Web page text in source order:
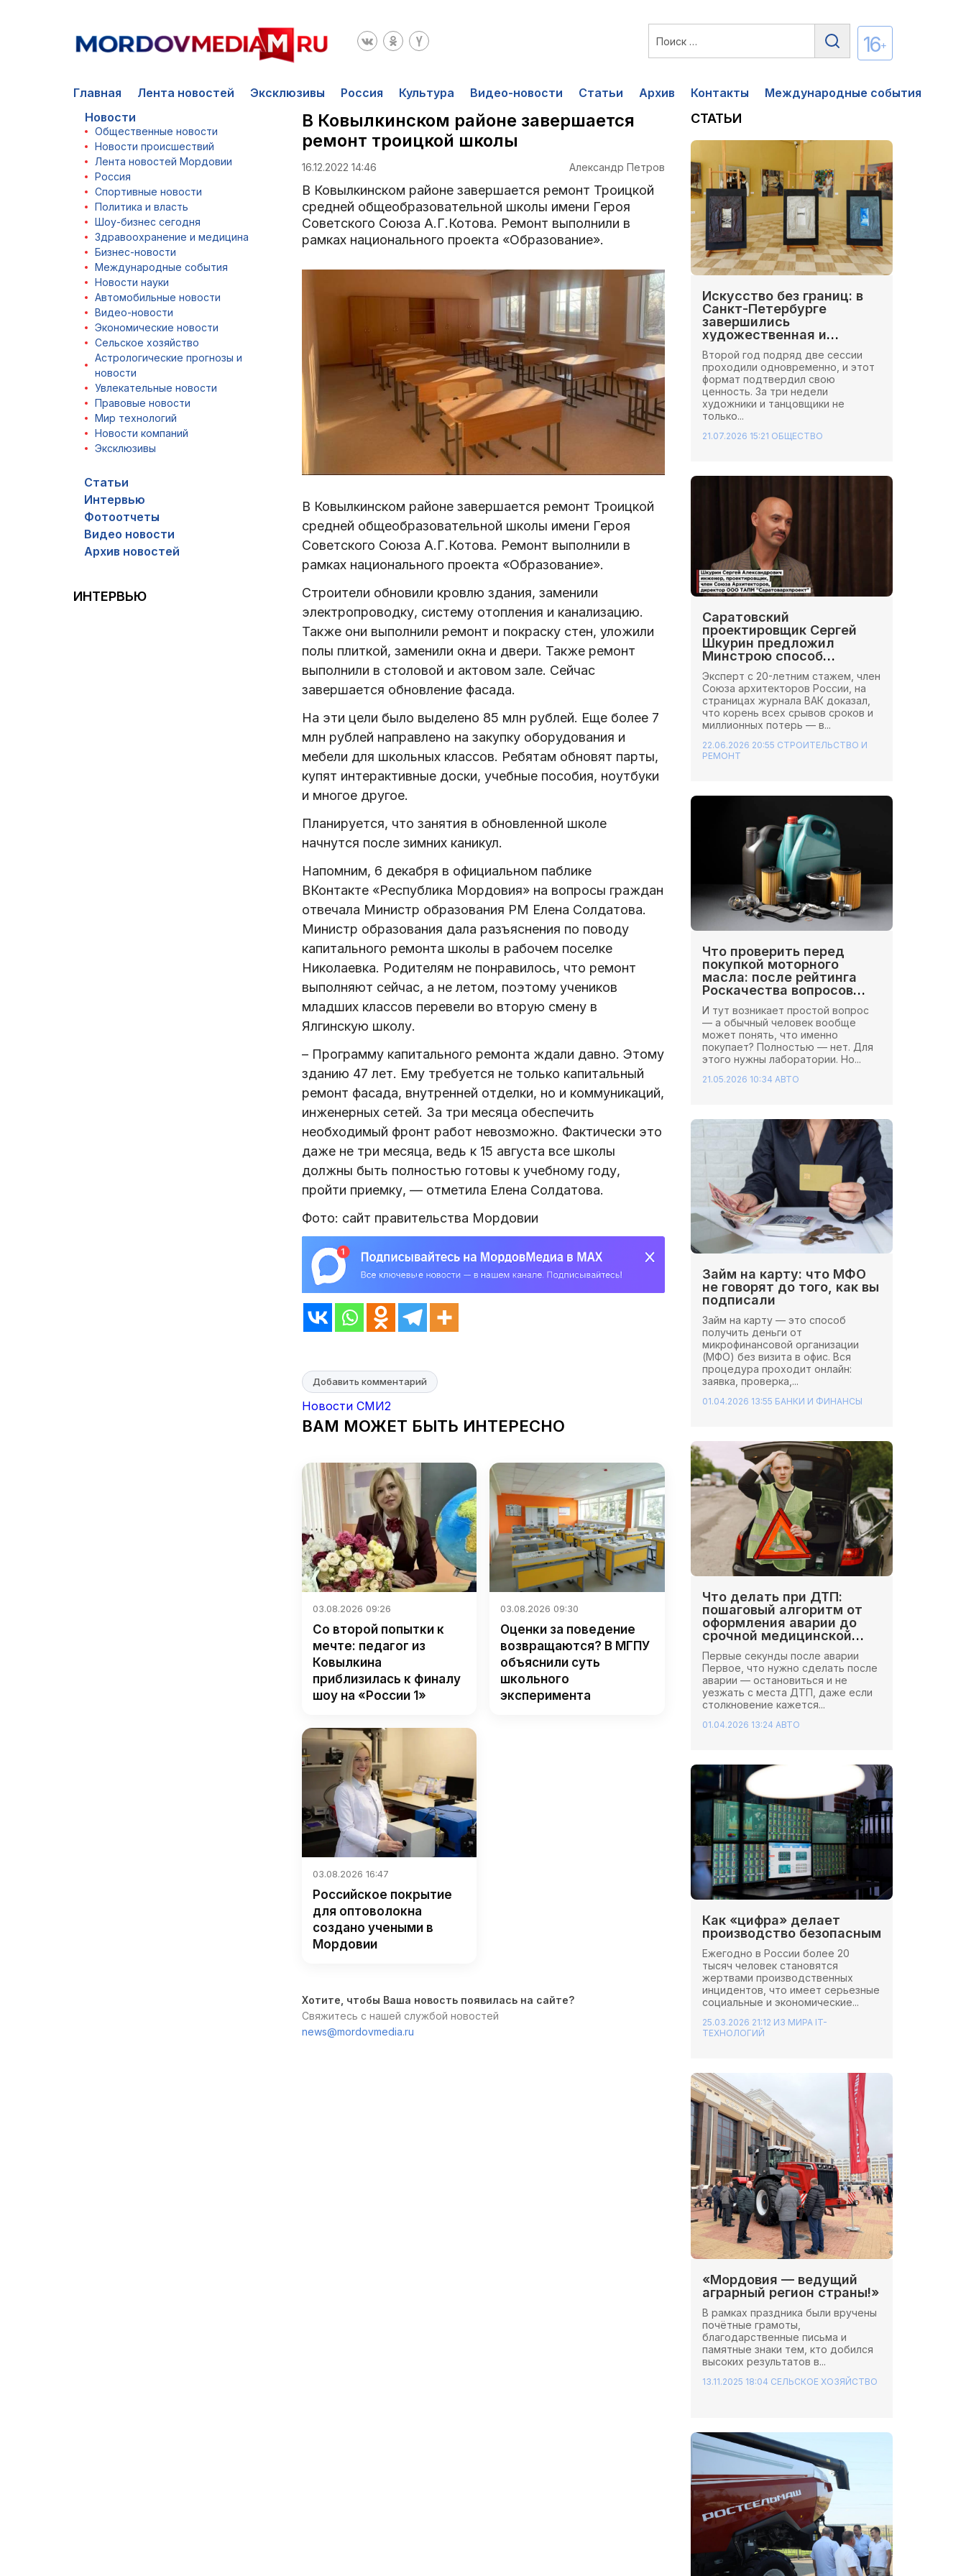
16+
Главная Лента новостей Эксклюзивы Россия Культура Видео-новости Статьи Архив Контакты
Международные события
Новости
Общественные новости
Новости происшествий
Лента новостей Мордовии
Россия
Спортивные новости
Политика и власть
Шоу-бизнес сегодня
Здравоохранение и медицина
Бизнес-новости
Международные события
Новости науки
Автомобильные новости
Видео-новости
Экономические новости
Сельское хозяйство
Астрологические прогнозы и
новости
Увлекательные новости
Правовые новости
Мир технологий
Новости компаний
Эксклюзивы
Статьи
Интервью
Фотоотчеты
Видео новости
Архив новостей
ИНТЕРВЬЮ
В Ковылкинском районе завершается
ремонт троицкой школы
16.12.2022 14:46 Александр Петров
В Ковылкинском районе завершается ремонт Троицкой
средней общеобразовательной школы имени Героя
Советского Союза А.Г.Котова. Ремонт выполнили в
рамках национального проекта «Образование».
В Ковылкинском районе завершается ремонт Троицкой
средней общеобразовательной школы имени Героя
Советского Союза А.Г.Котова. Ремонт выполнили в
рамках национального проекта «Образование».
Строители обновили кровлю здания, заменили
электропроводку, систему отопления и канализацию.
Также они выполнили ремонт и покраску стен, уложили
полы плиткой, заменили окна и двери. Также ремонт
выполнили в столовой и актовом зале. Сейчас
завершается обновление фасада.
На эти цели было выделено 85 млн рублей. Еще более 7
млн рублей направлено на закупку оборудования и
мебели для школьных классов. Ребятам обновят парты,
купят интерактивные доски, учебные пособия, ноутбуки
и многое другое.
Планируется, что занятия в обновленной школе
начнутся после зимних каникул.
Напомним, 6 декабря в официальном паблике
ВКонтакте «Республика Мордовия» на вопросы граждан
отвечала Министр образования РМ Елена Солдатова.
Министр образования дала разъяснения по поводу
капитального ремонта школы в рабочем поселке
Николаевка. Родителям не понравилось, что ремонт
выполняют сейчас, а не летом, поэтому учеников
младших классов перевели во вторую смену в
Ялгинскую школу.
– Программу капитального ремонта ждали давно. Этому
зданию 47 лет. Ему требуется не только капитальный
ремонт фасада, внутренней отделки, но и коммуникаций,
инженерных сетей. За три месяца обеспечить
необходимый фронт работ невозможно. Фактически это
даже не три месяца, ведь к 15 августа все школы
должны быть полностью готовы к учебному году,
пройти приемку, — отметила Елена Солдатова.
Фото: сайт правительства Мордовии
Добавить комментарий
Новости СМИ2
ВАМ МОЖЕТ БЫТЬ ИНТЕРЕСНО
03.08.2026 09:26
Со второй попытки к
мечте: педагог из
Ковылкина
приблизилась к финалу
шоу на «России 1»
03.08.2026 09:30
Оценки за поведение
возвращаются? В МГПУ
объяснили суть
школьного
эксперимента
03.08.2026 16:47
Российское покрытие
для оптоволокна
создано учеными в
Мордовии
Хотите, чтобы Ваша новость появилась на сайте?
Свяжитесь с нашей службой новостей
news@mordovmedia.ru
СТАТЬИ
Искусство без границ: в
Санкт-Петербурге
завершились
художественная и
хореографическая сессии
Школы Иннопрактики.
Второй год подряд две сессии
проходили одновременно, и этот
формат подтвердил свою
ценность. За три недели
художники и танцовщики не
только...
21.07.2026 15:21 ОБЩЕСТВО
Саратовский
проектировщик Сергей
Шкурин предложил
Минстрою способ
сэкономить миллионы на
стройках
Эксперт с 20-летним стажем, член
Союза архитекторов России, на
страницах журнала ВАК доказал,
что корень всех срывов сроков и
миллионных потерь — в...
22.06.2026 20:55 СТРОИТЕЛЬСТВО И
РЕМОНТ
Что проверить перед
покупкой моторного
масла: после рейтинга
Роскачества вопросов
стало больше
И тут возникает простой вопрос
— а обычный человек вообще
может понять, что именно
покупает? Полностью — нет. Для
этого нужны лаборатории. Но...
21.05.2026 10:34 АВТО
Займ на карту: что МФО
не говорят до того, как вы
подписали
Займ на карту — это способ
получить деньги от
микрофинансовой организации
(МФО) без визита в офис. Вся
процедура проходит онлайн:
заявка, проверка,...
01.04.2026 13:55 БАНКИ И ФИНАНСЫ
Что делать при ДТП:
пошаговый алгоритм от
оформления аварии до
срочной медицинской
помощи
Первые секунды после аварии
Первое, что нужно сделать после
аварии — остановиться и не
уезжать с места ДТП, даже если
столкновение кажется...
01.04.2026 13:24 АВТО
Как «цифра» делает
производство безопасным
Ежегодно в России более 20
тысяч человек становятся
жертвами производственных
инцидентов, что имеет серьезные
социальные и экономические...
25.03.2026 21:12 ИЗ МИРА IT-
ТЕХНОЛОГИЙ
«Мордовия — ведущий
аграрный регион страны!»
В рамках праздника были вручены
почётные грамоты,
благодарственные письма и
памятные знаки тем, кто добился
высоких результатов в...
13.11.2025 18:04 СЕЛЬСКОЕ ХОЗЯЙСТВО